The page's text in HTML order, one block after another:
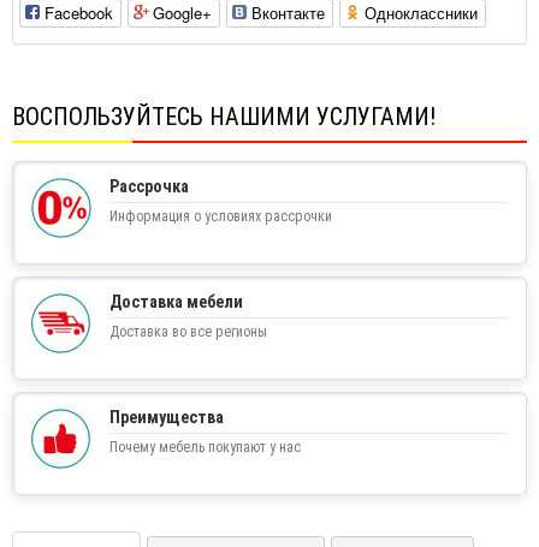
Facebook Google+ Вконтакте Одноклассники
ВОСПОЛЬЗУЙТЕСЬ НАШИМИ УСЛУГАМИ!
Рассрочка
Информация о условиях рассрочки
Доставка мебели
Доставка во все регионы
Преимущества
Почему мебель покупают у нас